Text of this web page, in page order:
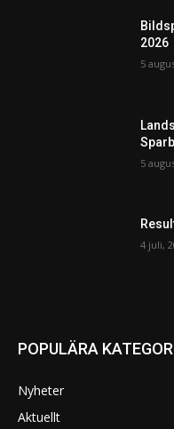
2026
5
5
4 juli,
POPULÄRA
Nyheter
Aktuellt